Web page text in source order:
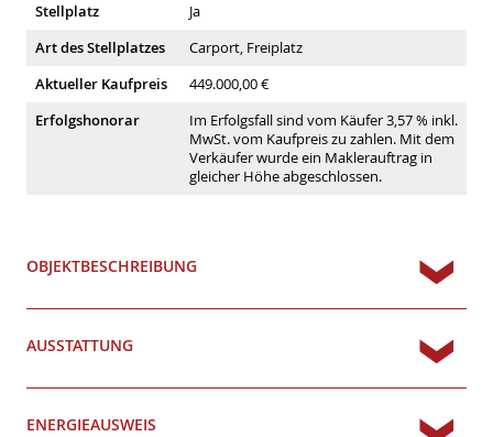
Stellplatz
Ja
Art des Stellplatzes
Carport, Freiplatz
Aktueller Kaufpreis
449.000,00 €
Erfolgshonorar
Im Erfolgsfall sind vom Käufer 3,57 % inkl.
MwSt. vom Kaufpreis zu zahlen. Mit dem
Verkäufer wurde ein Maklerauftrag in
gleicher Höhe abgeschlossen.
OBJEKTBESCHREIBUNG
AUSSTATTUNG
ENERGIEAUSWEIS